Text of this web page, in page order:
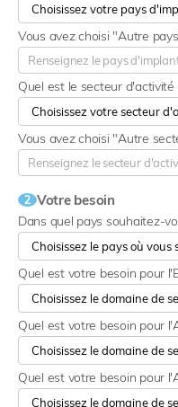
Quel est le secteur
Vous avez choisi "Autre
Vous avez choisi "Autre
2 Votre besoin
Dans quel pays souhaitez-
Quel est votre besoin pour
Quel est votre besoin pour
Quel est votre besoin pour